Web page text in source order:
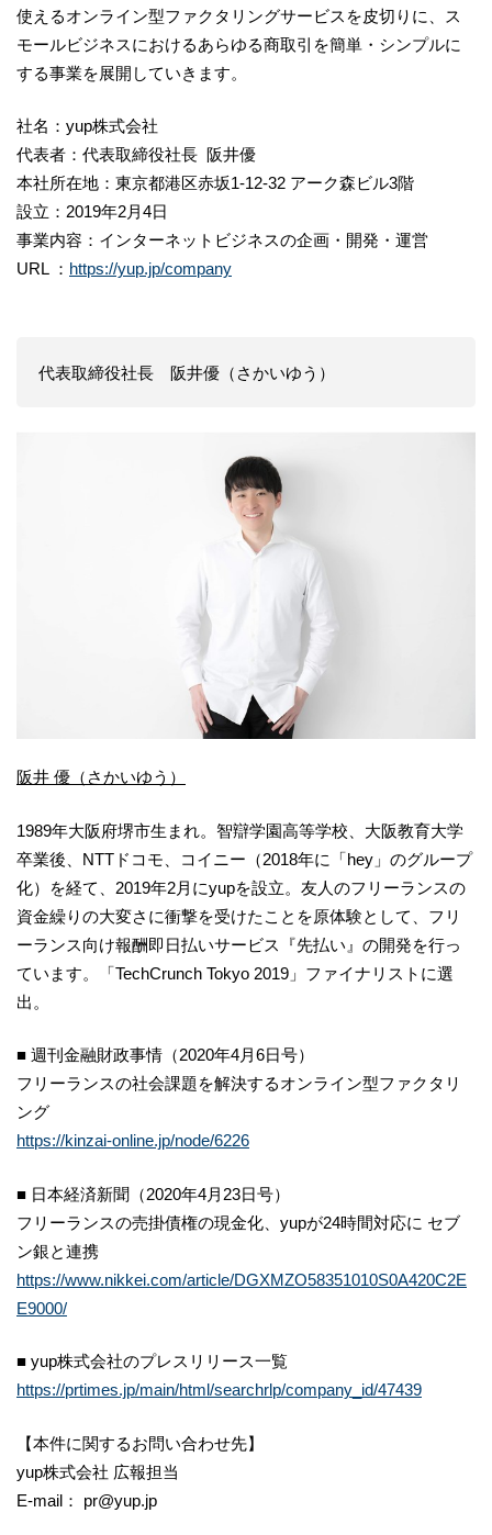
使えるオンライン型ファクタリングサービスを皮切りに、ス
モールビジネスにおけるあらゆる商取引を簡単・シンプルに
する事業を展開していきます。
社名：yup株式会社
代表者：代表取締役社長 阪井優
本社所在地：東京都港区赤坂1-12-32 アーク森ビル3階
設立：2019年2月4日
事業内容：インターネットビジネスの企画・開発・運営
URL ： https://yup.jp/company
代表取締役社長 阪井優（さかいゆう）
阪井 優（さかいゆう）
1989年大阪府堺市生まれ。智辯学園高等学校、大阪教育大学
卒業後、NTTドコモ、コイニー（2018年に「hey」のグループ
化）を経て、2019年2月にyupを設立。友人のフリーランスの
資金繰りの大変さに衝撃を受けたことを原体験として、フリ
ーランス向け報酬即日払いサービス『先払い』の開発を行っ
ています。「TechCrunch Tokyo 2019」ファイナリストに選
出。
■ 週刊金融財政事情（2020年4月6日号）
フリーランスの社会課題を解決するオンライン型ファクタリ
ング
https://kinzai-online.jp/node/6226
■ 日本経済新聞（2020年4月23日号）
フリーランスの売掛債権の現金化、yupが24時間対応に セブ
ン銀と連携
https://www.nikkei.com/article/DGXMZO58351010S0A420C2E
E9000/
■ yup株式会社のプレスリリース一覧
https://prtimes.jp/main/html/searchrlp/company_id/47439
【本件に関するお問い合わせ先】
yup株式会社 広報担当
E-mail： pr@yup.jp